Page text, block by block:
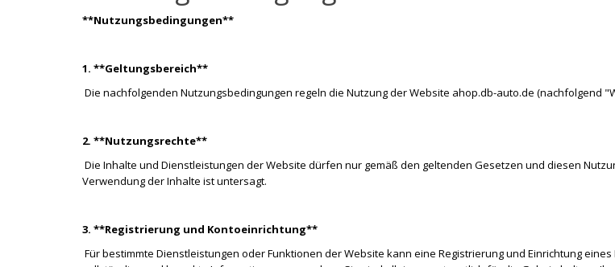
**Nutzungsbedingungen**
1. **Geltungsbereich**
Die nachfolgenden Nutzungsbedingungen regeln die Nutzung der Website ahop.db-auto.de (nachfolgend
2. **Nutzungsrechte**
Die Inhalte und Dienstleistungen der Website dürfen nur gemäß den geltenden Gesetzen und diesen
Verwendung der Inhalte ist untersagt.
3. **Registrierung und Kontoeinrichtung**
Für bestimmte Dienstleistungen oder Funktionen der Website kann eine Registrierung und Einrichtung